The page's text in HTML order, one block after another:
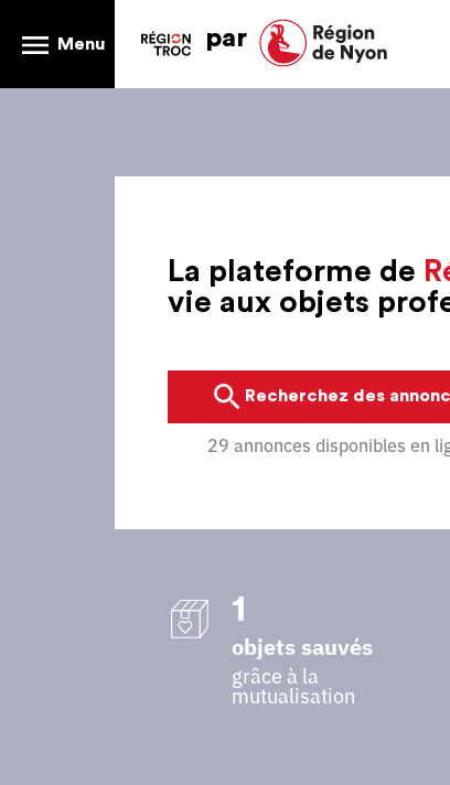
Menu par
La plateforme de
vie aux objets
Recherchez des
29 annonces disponibles en
1
objets sauvés
grâce à la
mutualisation